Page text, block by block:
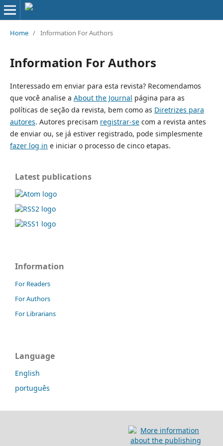
Home / Information For Authors
Information For Authors
Interessado em enviar para esta revista? Recomendamos
que você analise a About the Journal página para as
políticas de seção da revista, bem como as Diretrizes para
autores. Autores precisam registrar-secom a revista antes
de enviar ou, se já estiver registrado, pode simplesmente
fazer log in e iniciar o processo de cinco etapas.
Latest publications
Information
For Readers
For Authors
For Librarians
Language
English
português